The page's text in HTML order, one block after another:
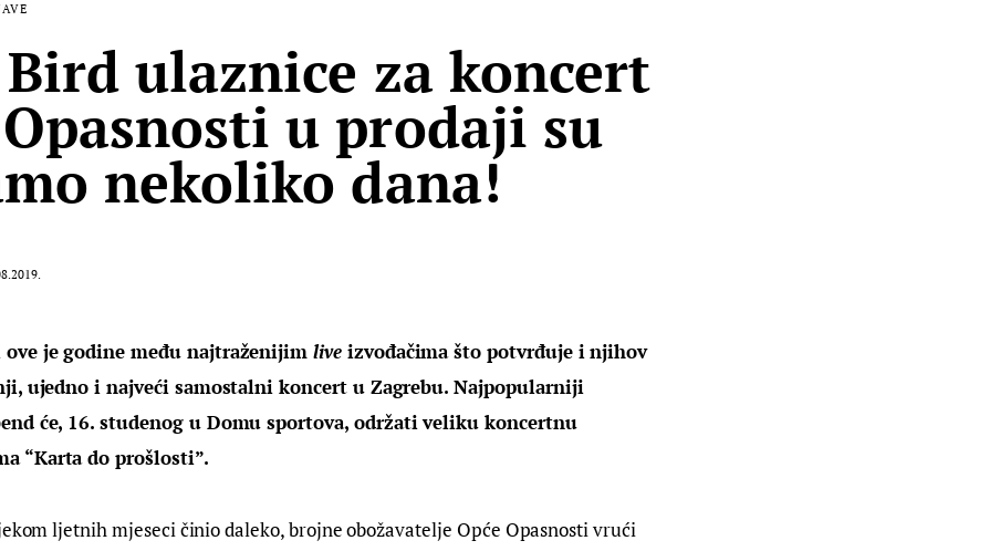
ulaznice za koncert
u prodaji su
nekoliko dana!
ove je godine među najtraženijim live izvođačima što potvrđuje i njihov
ujedno i najveći samostalni koncert u Zagrebu. Najpopularniji
će, 16. studenog u Domu sportova, održati veliku koncertnu
“Karta do prošlosti”.
ljetnih mjeseci činio daleko, brojne obožavatelje Opće Opasnosti vrući